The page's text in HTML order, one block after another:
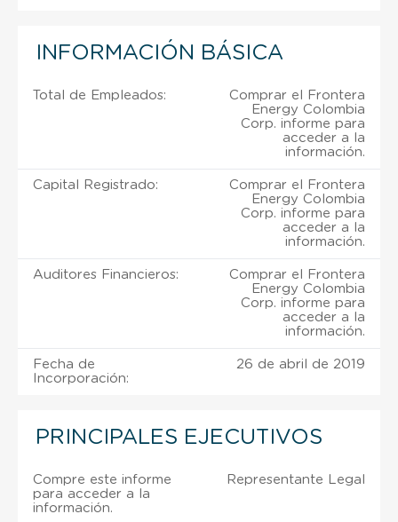
INFORMACIÓN BÁSICA
Total de Empleados:
Comprar el Frontera
Energy Colombia
Corp. informe para
acceder a la
información.
Capital Registrado:
Comprar el Frontera
Energy Colombia
Corp. informe para
acceder a la
información.
Auditores Financieros:
Comprar el Frontera
Energy Colombia
Corp. informe para
acceder a la
información.
Fecha de
Incorporación:
26 de abril de 2019
PRINCIPALES EJECUTIVOS
Compre este informe
para acceder a la
información.
Representante Legal